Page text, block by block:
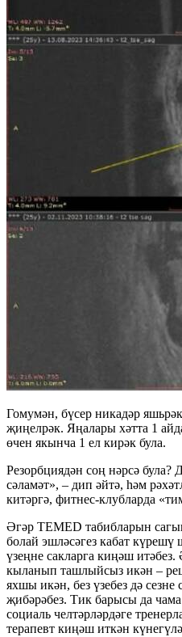
Гомумән, бүсер никадәр
җиңелрәк. Яңалары хәтта 1
өчен якынча 1 ел кирәк була.
Резорбциядән соң нәрсә була?
сәламәт», – дип әйтә, һәм
китәргә, фитнес-клубларда
Әгәр TEMED табибларын
болай эшләсәгез кабат
үзеңне сакларга киңәш
кыланып ташлыйсыз икән –
яхшы икән, без үзебез дә
җибәрәбез. Тик барысы да
социаль челтәрләрдәге
терапевт киңәш иткән